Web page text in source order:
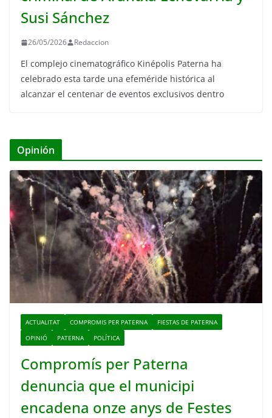
Susi Sánchez
26/05/2026 Redaccion
El complejo cinematográfico Kinépolis Paterna ha
celebrado esta tarde una efeméride histórica al
alcanzar el centenar de eventos exclusivos dentro
Opinión
ACTUALITAT COMPROMIS PER PATERNA
FIESTAS DE PATERNA
OPINIÓ
PATERNA POLÍTICA
Compromís per Paterna
denuncia que el municipi
encadena onze anys de Festes